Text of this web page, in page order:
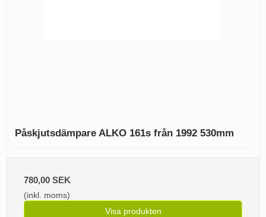
Påskjutsdämpare ALKO 161s från 1992 530mm
780,00 SEK
(inkl. moms)
Visa produkten